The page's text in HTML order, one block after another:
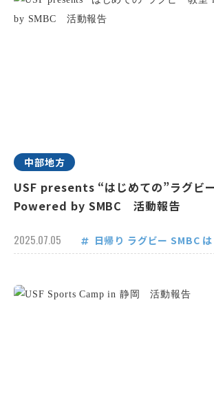
中部地方
USF presents “はじめての”ラグビ
Powered by SMBC 活動報告
2025.07.05 日帰り ラグビー SMBC